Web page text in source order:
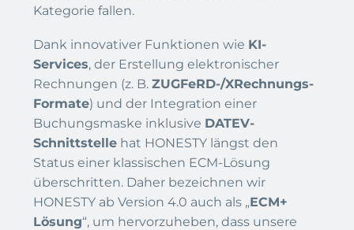
Kategorie fallen.
Dank innovativer Funktionen wie KI-
Services, der Erstellung elektronischer
Rechnungen (z. B. ZUGFeRD-/XRechnungs-
Formate) und der Integration einer
Buchungsmaske inklusive DATEV-
Schnittstelle hat HONESTY längst den
Status einer klassischen ECM-Lösung
überschritten. Daher bezeichnen wir
HONESTY ab Version 4.0 auch als „ECM+
Lösung“, um hervorzuheben, dass unsere